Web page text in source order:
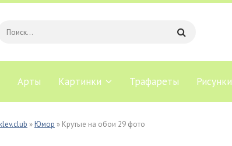
Арты Картинки Трафареты Рисунки
»Юмор » Крутые на обои 29 фото